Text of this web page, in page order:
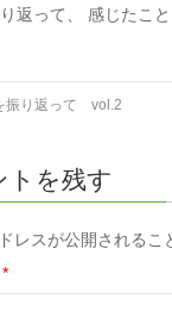
返って、 感じたこ
振り返って vol.2
トを残す
レスが公開されるこ
*